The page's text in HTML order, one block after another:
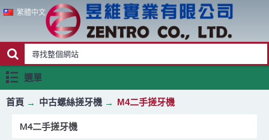
繁體中文
選單
首頁 中古螺絲搓牙機 M4二手搓牙機
M4二手搓牙機